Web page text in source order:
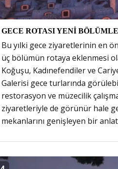
GECE ROTASI YENİ
Bu yılki gece ziyaretlerinin en
üç bölümün rotaya eklenmesi
Koğuşu, Kadınefendiler ve
Galerisi gece turlarında
restorasyon ve müzecilik
ziyaretleriyle de görünür hale
mekanlarını genişleyen bir